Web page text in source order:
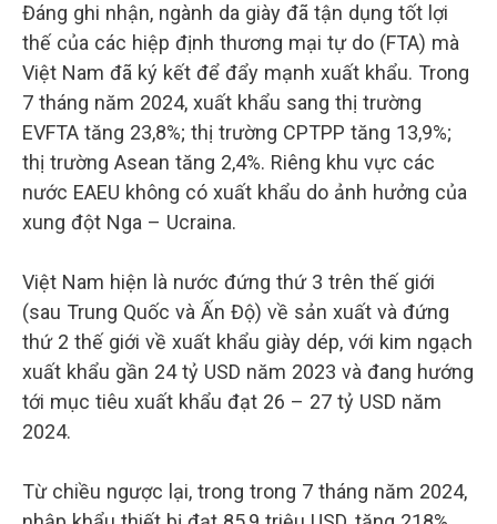
Đáng ghi nhận, ngành da giày đã tận dụng tốt lợi
thế của các hiệp định thương mại tự do (FTA) mà
Việt Nam đã ký kết để đẩy mạnh xuất khẩu. Trong
7 tháng năm 2024, xuất khẩu sang thị trường
EVFTA tăng 23,8%; thị trường CPTPP tăng 13,9%;
thị trường Asean tăng 2,4%. Riêng khu vực các
nước EAEU không có xuất khẩu do ảnh hưởng của
xung đột Nga – Ucraina.
Việt Nam hiện là nước đứng thứ 3 trên thế giới
(sau Trung Quốc và Ấn Độ) về sản xuất và đứng
thứ 2 thế giới về xuất khẩu giày dép, với kim ngạch
xuất khẩu gần 24 tỷ USD năm 2023 và đang hướng
tới mục tiêu xuất khẩu đạt 26 – 27 tỷ USD năm
2024.
Từ chiều ngược lại, trong trong 7 tháng năm 2024,